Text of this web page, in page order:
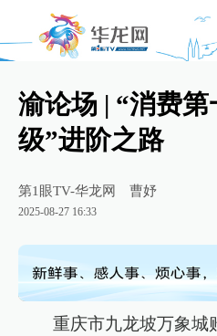
渝论场 | “消费
级”进阶之路
第1眼TV-华龙网 曹妤
2025-08-27 16:33
重庆市九龙坡万象城